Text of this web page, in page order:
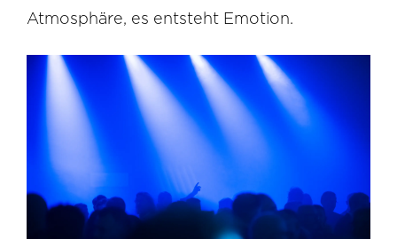
Atmosphäre, es entsteht Emotion.